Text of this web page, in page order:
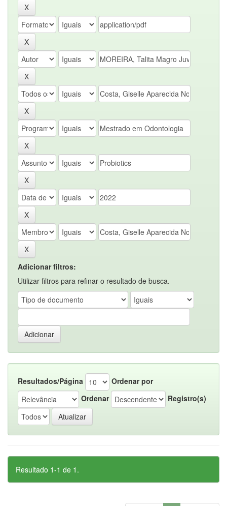
Adicionar filtros:
Utilizar filtros para refinar o resultado de busca.
Resultados/Página
Ordenar por
Ordenar
Registro(s)
Resultado 1-1 de 1.